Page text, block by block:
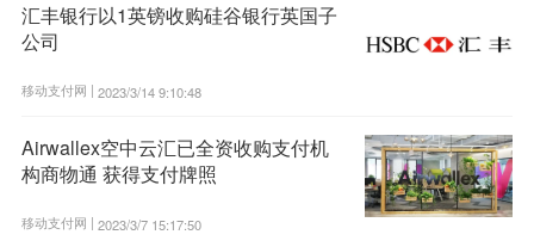
汇丰银行以1英镑收购硅谷银行英国子
公司
移动支付网 | 2023/3/14 9:10:48
Airwallex空中云汇已全资收购支付机
构商物通 获得支付牌照
移动支付网 | 2023/3/7 15:17:50